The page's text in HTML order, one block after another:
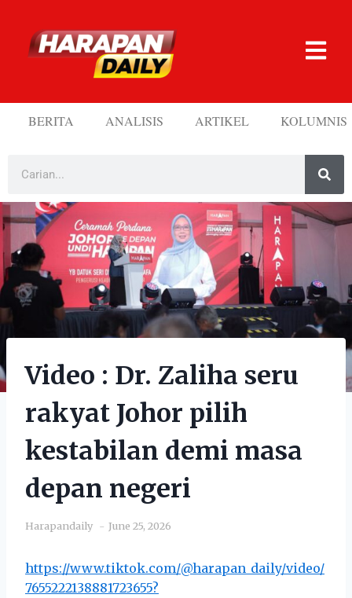
BERITA ANALISIS ARTIKEL KOLUMNIS
Video : Dr. Zaliha seru
rakyat Johor pilih
kestabilan demi masa
depan negeri
Harapandaily June 25, 2026
https://www.tiktok.com/@harapan_daily/video/
7655222138881723655?